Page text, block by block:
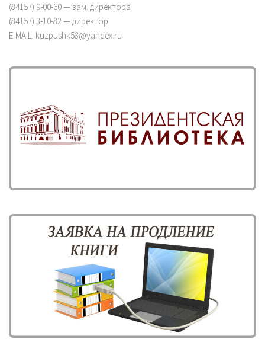
(84157) 9-00-60 — зам. директора
(84157) 3-10-82 — директор
E-MAIL: kuzpushk58@yandex.ru